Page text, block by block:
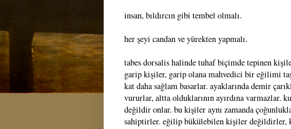
insan, bıldırcın gibi tembel olmalı.
her şeyi candan ve yürekten yapmalı.
tabes dorsalis halinde tuhaf biçimde tepinen
garip kişiler, garip olana mahvedici bir eğilimi
kat daha sağlam basarlar. ayaklarında demir
vururlar, altta olduklarının ayırdına varmazlar.
değildir onlar. bu kişiler aynı zamanda
sahiptirler. eğilip bükülebilen kişiler değildirler,